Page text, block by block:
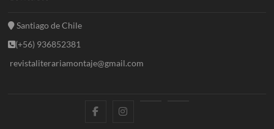
Santiago de Chile
(+56) 936852381
revistaliterariamontaje@gmail.com